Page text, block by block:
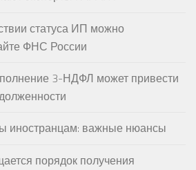
статуса ИП можно
ФНС России
3-НДФЛ может привести
иностранцам: важные нюансы
порядок получения